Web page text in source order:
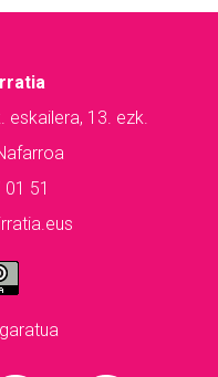
eskailera, 13. ezk.
51